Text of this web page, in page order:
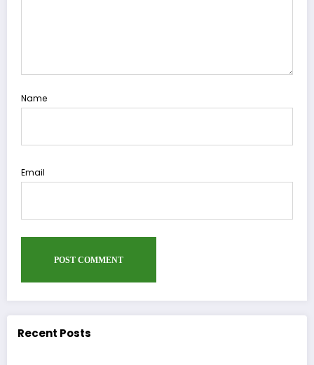
Name
Email
Recent Posts